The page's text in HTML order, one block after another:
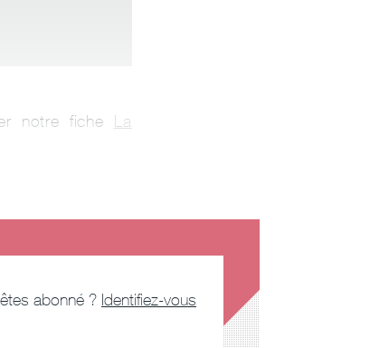
notre fiche La
abonné ? Identifiez-vous